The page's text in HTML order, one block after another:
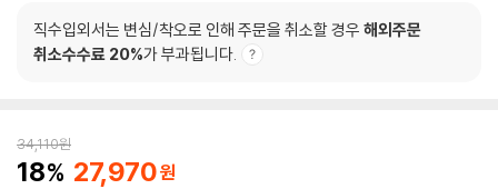
직수입외서는 변심/착오로 인해 주문을 취소할 경우 해외주문
취소수수료 20%가 부과됩니다.
34,110원
18 27,970